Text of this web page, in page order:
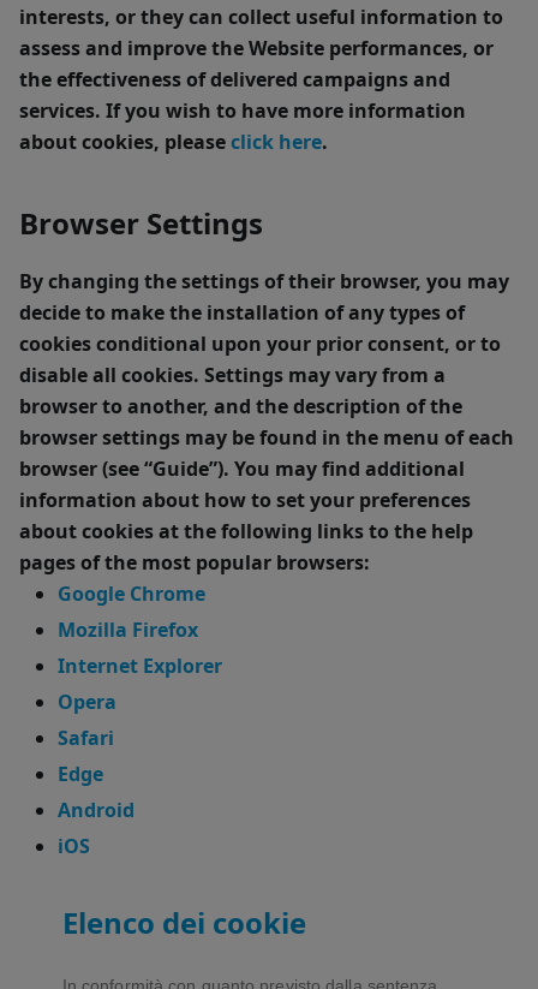
interests, or they can collect useful information to
assess and improve the Website performances, or
the effectiveness of delivered campaigns and
services. If you wish to have more information
about cookies, pleaseclick here.
Browser Settings
By changing the settings of their browser, you may
decide to make the installation of any types of
cookies conditional upon your prior consent, or to
disable all cookies. Settings may vary from a
browser to another, and the description of the
browser settings may be found in the menu of each
browser (see “Guide”). You may find additional
information about how to set your preferences
about cookies at the following links to the help
pages of the most popular browsers:
Google Chrome
Mozilla Firefox
Internet Explorer
Opera
Safari
Edge
Android
iOS
Elenco dei cookie
In conformità con quanto previsto dalla sentenza